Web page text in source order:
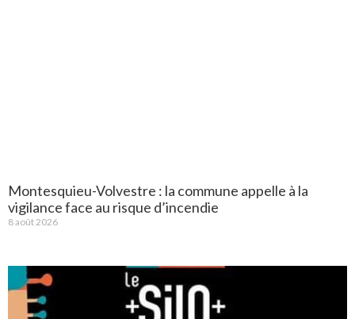
Montesquieu-Volvestre : la commune appelle à la
vigilance face au risque d’incendie
8 août 2026